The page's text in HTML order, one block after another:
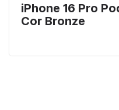
iPhone 16 Pro
Cor Bronze